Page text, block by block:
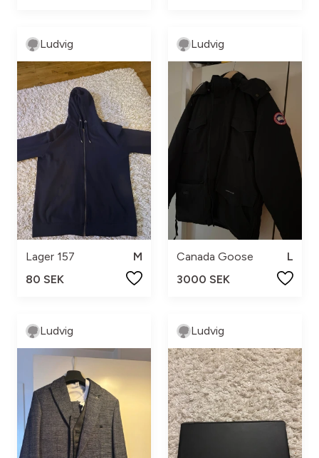
Ludvig
Lager 157
M
80 SEK
Ludvig
Canada Goose
L
3000 SEK
Ludvig Ludvig